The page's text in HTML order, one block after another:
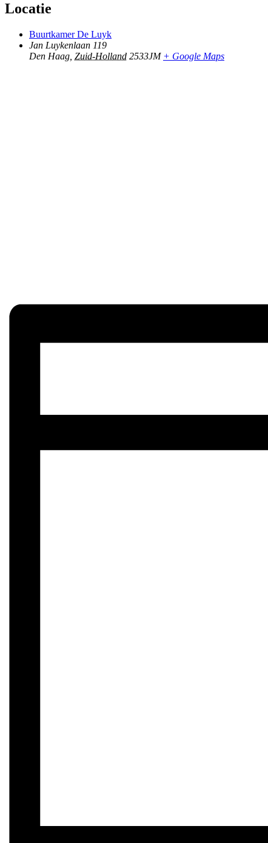
Locatie
Buurtkamer De Luyk
Jan Luykenlaan 119
Den Haag Zuid-Holland 2533JM + Google Maps